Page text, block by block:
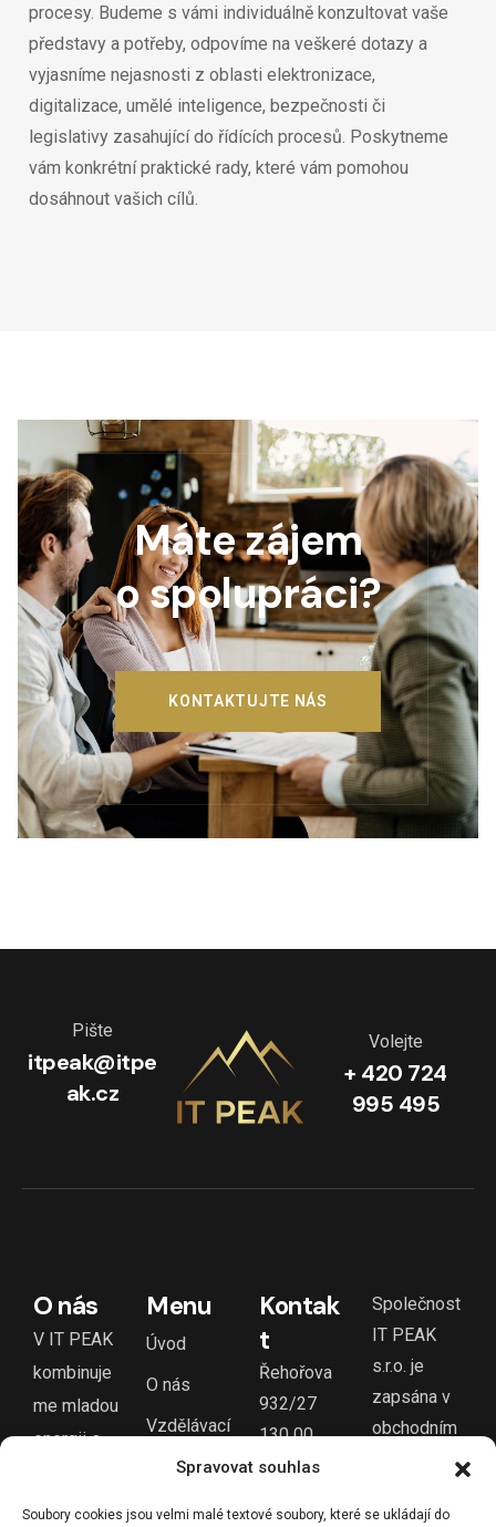
Spravovat souhlas
Soubory cookies jsou velmi malé textové soubory, které se ukládají do
procesy. Budeme s vámi individuálně konzultovat vaše
představy a potřeby, odpovíme na veškeré dotazy a
vyjasníme nejasnosti z oblasti elektronizace,
digitalizace, umělé inteligence, bezpečnosti či
legislativy zasahující do řídících procesů. Poskytneme
vám konkrétní praktické rady, které vám pomohou
dosáhnout vašich cílů.
Máte zájem
o spolupráci?
KONTAKTUJTE NÁS
Pište
itpeak@itpe
ak.cz
Volejte
+ 420 724
995 495
O nás
V IT PEAK
kombinuje
me mladou
energii s
znalostmi v
Menu
Úvod
O nás
Vzdělávací
portál
Naše
Kontak
t
Řehořova
932/27
130 00
Praha 3 -
Společnost
IT PEAK
s.r.o. je
zapsána v
obchodním
soudu v